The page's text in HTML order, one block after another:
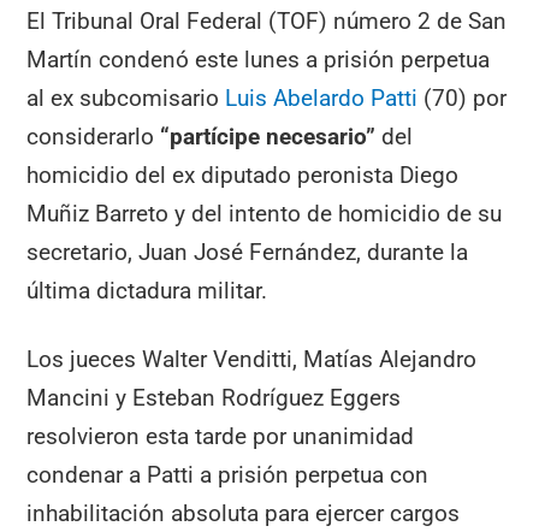
El Tribunal Oral Federal (TOF) número 2 de San
Martín condenó este lunes a prisión perpetua
al ex subcomisario Luis Abelardo Patti (70) por
considerarlo “partícipe necesario” del
homicidio del ex diputado peronista Diego
Muñiz Barreto y del intento de homicidio de su
secretario, Juan José Fernández, durante la
última dictadura militar.
Los jueces Walter Venditti, Matías Alejandro
Mancini y Esteban Rodríguez Eggers
resolvieron esta tarde por unanimidad
condenar a Patti a prisión perpetua con
inhabilitación absoluta para ejercer cargos